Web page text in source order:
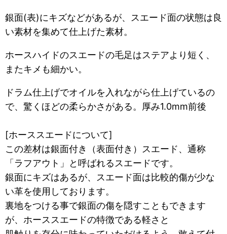
銀面(表)にキズなどがあるが、スエード面の状態は良
い素材を集めて仕上げた素材。
ホースハイドのスエードの毛足はステアより短く、
またキメも細かい。
ドラム仕上げでオイルを入れながら仕上げているの
で、驚くほどの柔らかさがある。厚み1.0mm前後
[ホーススエードについて]
この差材は銀面付き（表面付き）スエード、通称
「ラフアウト」と呼ばれるスエードです。
銀面にキズはあるが、スエード面は比較的傷が少な
い革を使用しております。
裏地をつける事で銀面の傷を隠すこともできます
が、ホーススエードの特徴である軽さと